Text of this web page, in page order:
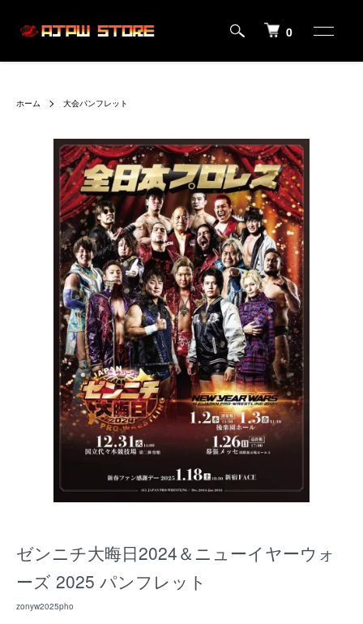
0
ホーム 大会パンフレット
ゼンニチ大晦日2024＆ニューイヤーウォ
ーズ 2025 パンフレット
zonyw2025pho